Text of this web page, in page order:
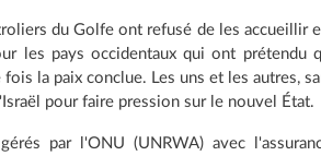
du Golfe ont refusé de les accueillir
les pays occidentaux qui ont prétendu
la paix conclue. Les uns et les autres,
pour faire pression sur le nouvel État.
par l'ONU (UNRWA) avec